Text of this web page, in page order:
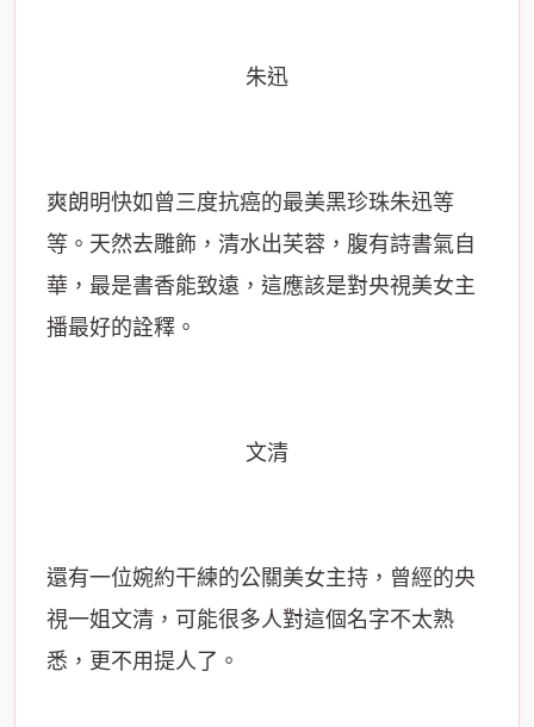
朱迅
爽朗明快如曾三度抗癌的最美黑珍珠朱迅等
等。天然去雕飾，清水出芙蓉，腹有詩書氣自
華，最是書香能致遠，這應該是對央視美女主
播最好的詮釋。
文清
還有一位婉約干練的公關美女主持，曾經的央
視一姐文清，可能很多人對這個名字不太熟
悉，更不用提人了。